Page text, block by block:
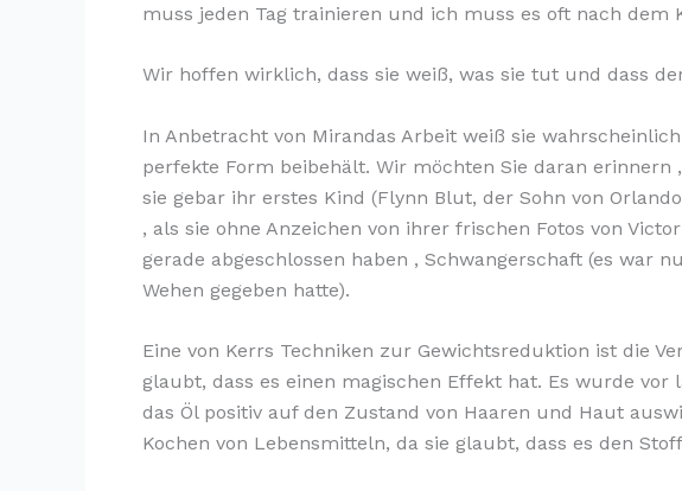
muss jeden Tag trainieren und ich muss es oft nach dem
Wir hoffen wirklich, dass sie weiß, was sie tut und dass
In Anbetracht von Mirandas Arbeit weiß sie
perfekte Form beibehält. Wir möchten Sie daran erinnern
sie gebar ihr erstes Kind (Flynn Blut, der Sohn von
, als sie ohne Anzeichen von ihrer frischen Fotos von
gerade abgeschlossen haben , Schwangerschaft (es war
Wehen gegeben hatte).
Eine von Kerrs Techniken zur Gewichtsreduktion ist die
glaubt, dass es einen magischen Effekt hat. Es wurde vor
das Öl positiv auf den Zustand von Haaren und Haut
Kochen von Lebensmitteln, da sie glaubt, dass es den